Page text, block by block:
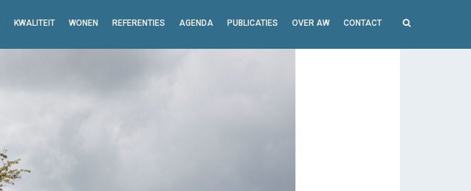
KWALITEIT WONEN REFERENTIES AGENDA PUBLICATIES OVER AW CONTACT